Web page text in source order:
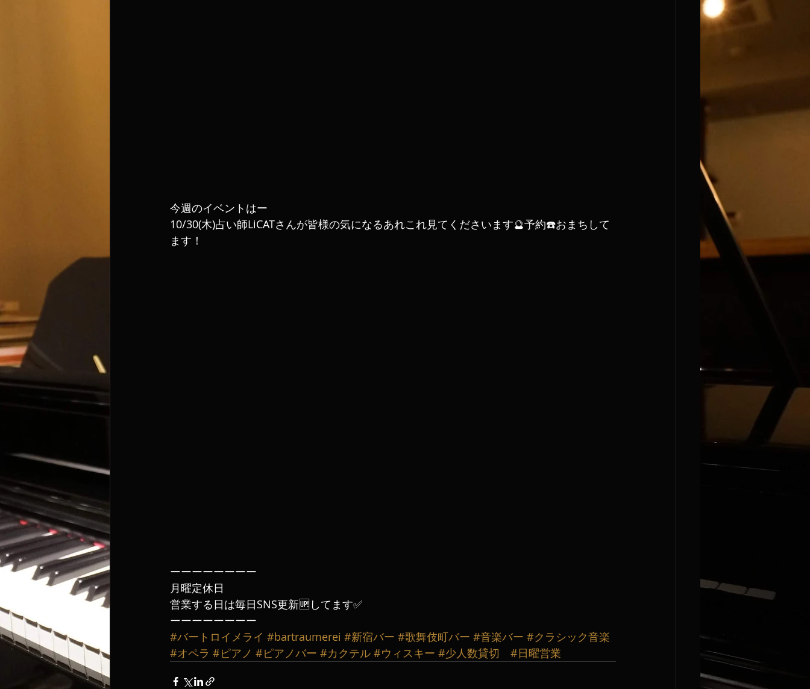
今週のイベントはー
10/30(木)占い師LiCATさんが皆様の気になるあれこれ見てくださいます🔮予約☎️おまちして
ます！
ーーーーーーーー
月曜定休日
営業する日は毎日SNS更新🆙してます✅
ーーーーーーーー
#バートロイメライ #bartraumerei #新宿バー #歌舞伎町バー #音楽バー #クラシック音楽
#オペラ #ピアノ #ピアノバー #カクテル #ウィスキー #少人数貸切 #日曜営業